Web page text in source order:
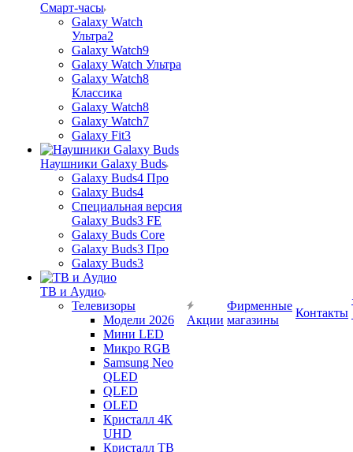
Смарт-часы
Galaxy Watch
Ультра2
Galaxy Watch9
Galaxy Watch Ультра
Galaxy Watch8
Классика
Galaxy Watch8
Galaxy Watch7
Galaxy Fit3
Наушники Galaxy Buds
Galaxy Buds4 Про
Galaxy Buds4
Специальная версия
Galaxy Buds3 FE
Galaxy Buds Core
Galaxy Buds3 Про
Galaxy Buds3
ТВ и Аудио
Телевизоры
Модели 2026
Мини LED
Микро RGB
Samsung Neo
QLED
QLED
OLED
Кристалл 4К
UHD
Кристалл ТВ
Акции
Фирменные
магазины
Контакты